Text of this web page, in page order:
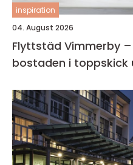
inspiration
04. August 2026
Flyttstäd Vimmerby
bostaden i toppskick